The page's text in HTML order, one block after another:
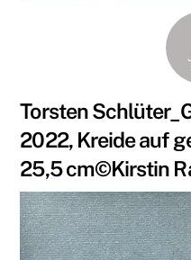
Torsten
2022, Kreide auf
25,5 cm©Kirstin